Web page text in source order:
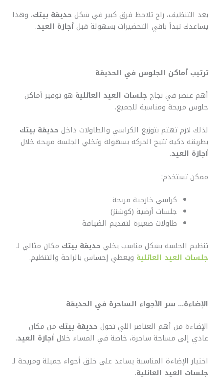
بعد التنظيف، راح تلاحظ فرق كبير في شكل حديقة بيتك، وهذا
يساعدك تبدأ باقي التحضيرات بسهولة قبلأجازة العيد.
ترتيب أماكن الجلوس في الحديقة
أهم عنصر في نجاح جلسات العيد العائلية هو توفير أماكن
جلوس مريحة ومناسبة للجميع.
لذلك لازم تهتم بتوزيع الكراسي والطاولات داخل حديقة بيتك
بطريقة ذكية تتيح الحركة بسهولة وتخلي الجلسة مريحة خلال
أجازة العيد.
ممكن تستخدم:
كراسي خارجية مريحة
جلسات أرضية (كوشنز)
طاولات صغيرة لتقديم الضيافة
تنظيم الجلسة بشكل مناسب يخلي حديقة بيتك مكان مثالي لـ
جلسات العيد العائلية ويعطي إحساس بالراحة والتنظيم.
الإضاءة… سر الأجواء الساحرة في الحديقة
الإضاءة من أهم العناصر اللي تحول حديقة بيتك من مكان
عادي إلى مساحة ساحرة، خاصة في المساء خلالأجازة العيد.
اختيار الإضاءة المناسبة يساعد على خلق أجواء جميلة ومريحة لـ
جلسات العيد العائلية.